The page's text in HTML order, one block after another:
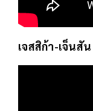
เจสสิก้า-เจ็นสัน